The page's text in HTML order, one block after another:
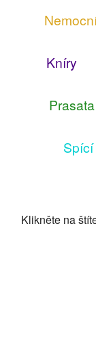
Kníry
Prasata
Spící
Klikněte na